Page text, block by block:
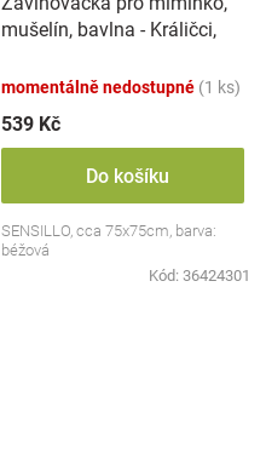
mušelín, bavlna - Králičci,
momentálně nedostupné (1 ks)
539 Kč
Do košíku
SENSILLO, cca 75x75cm, barva:
béžová
Kód: 36424301